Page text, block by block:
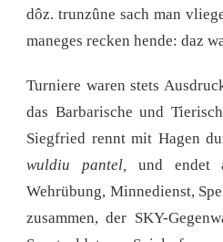
dôz. trunzûne sach man
maneges recken hende: daz
Turniere waren stets
das Barbarische und
Siegfried rennt mit Hagen
wuldiu pantel, und endet
Wehrübung, Minnedienst,
zusammen, der SKY-